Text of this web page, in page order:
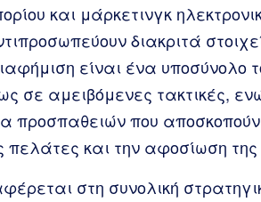
και μάρκετινγκ
διακριτά
είναι ένα υποσύνολο
σε αμειβόμενες τακτικές,
προσπαθειών που
και την αφοσίωση
στη συνολική